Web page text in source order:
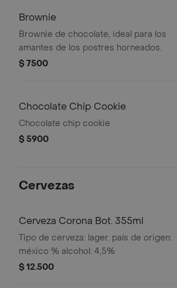
Brownie
Brownie de chocolate, ideal para los
amantes de los postres horneados.
$ 7500
Chocolate Chip Cookie
Chocolate chip cookie
$ 5900
Cervezas
Cerveza Corona Bot. 355ml
Tipo de cerveza: lager. país de origen:
méxico % alcohol: 4,5%
$ 12.500